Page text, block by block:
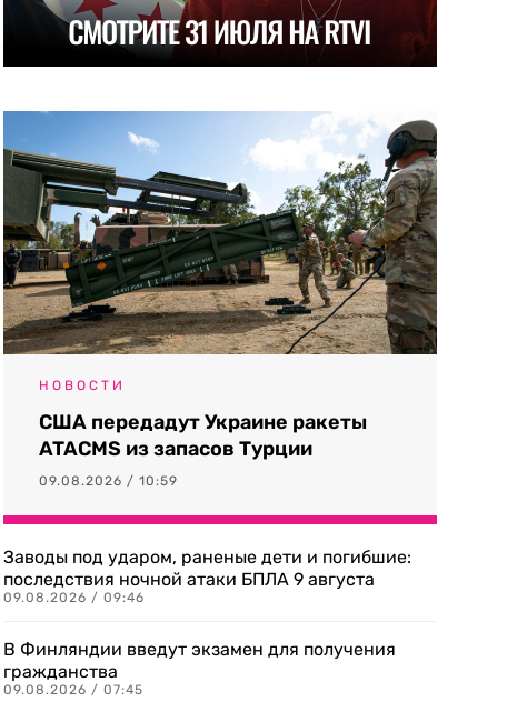
НОВОСТИ
США передадут Украине ракеты
ATACMS из запасов Турции
09.08.2026 / 10:59
Заводы под ударом, раненые дети и погибшие:
последствия ночной атаки БПЛА 9 августа
09.08.2026 / 09:46
В Финляндии введут экзамен для получения
гражданства
09.08.2026 / 07:45